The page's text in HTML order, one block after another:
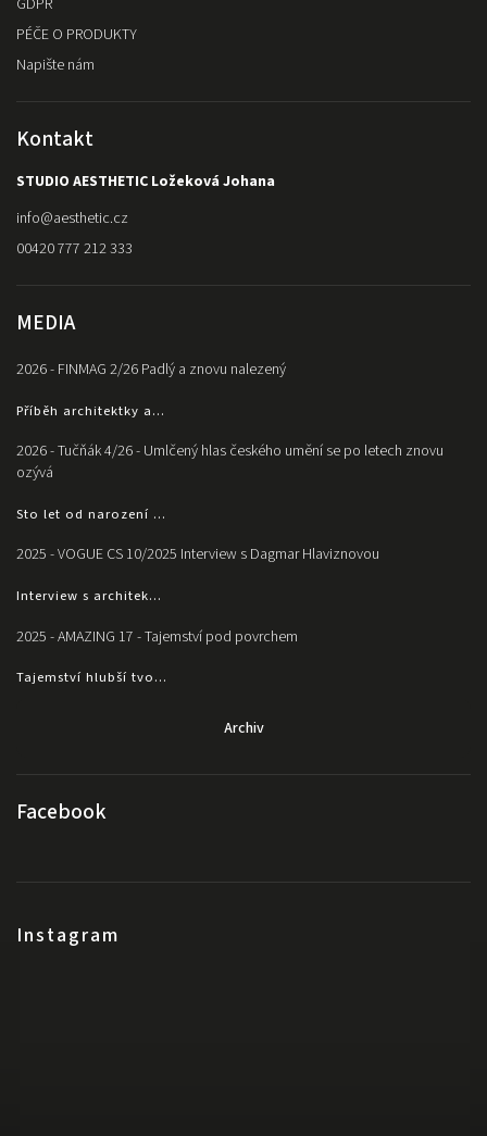
GDPR
PÉČE O PRODUKTY
Napište nám
Kontakt
STUDIO AESTHETIC Ložeková Johana
info@aesthetic.cz
00420 777 212 333
MEDIA
2026 - FINMAG 2/26 Padlý a znovu nalezený
Příběh architektky a...
2026 - Tučňák 4/26 - Umlčený hlas českého umění se po letech znovu
ozývá
Sto let od narození ...
2025 - VOGUE CS 10/2025 Interview s Dagmar Hlaviznovou
Interview s architek...
2025 - AMAZING 17 - Tajemství pod povrchem
Tajemství hlubší tvo...
Archiv
Facebook
Instagram